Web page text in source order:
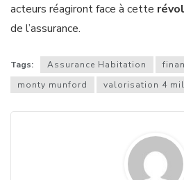
acteurs réagiront face à cette
de l’assurance.
Tags: Assurance Habitation
monty munford
valorisation 4